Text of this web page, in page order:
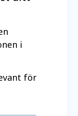
i
för